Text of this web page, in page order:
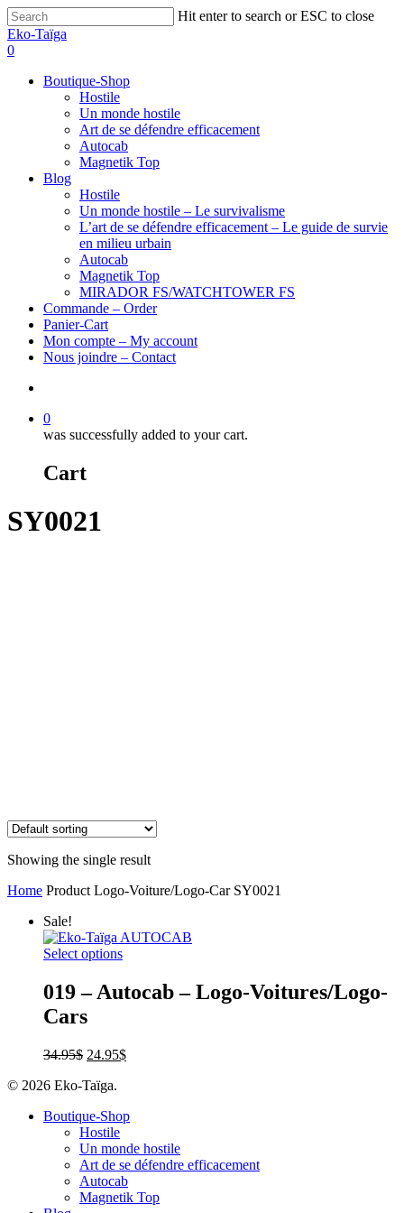
Hit enter to search or ESC to close
Eko-Taïga
0
Boutique-Shop
Hostile
Un monde hostile
Art de se défendre efficacement
Autocab
Magnetik Top
Blog
Hostile
Un monde hostile – Le survivalisme
L’art de se défendre efficacement – Le guide de survie
en milieu urbain
Autocab
Magnetik Top
MIRADOR FS/WATCHTOWER FS
Commande – Order
Panier-Cart
Mon compte – My account
Nous joindre – Contact
0
was successfully added to your cart.
Cart
SY0021
Showing the single result
Home Product Logo-Voiture/Logo-Car SY0021
Sale!
Select options
019 – Autocab – Logo-Voitures/Logo-
Cars
34.95$ 24.95$
© 2026 Eko-Taïga.
Boutique-Shop
Hostile
Un monde hostile
Art de se défendre efficacement
Autocab
Magnetik Top